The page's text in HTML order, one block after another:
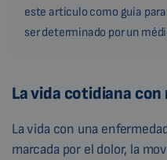
este artículo como guía
ser determinado por un
La vida cotidiana con
La vida con una
marcada por el dolor, la